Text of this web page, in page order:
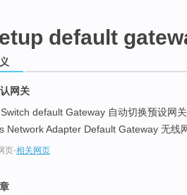
default
网关
Switch default Gateway 自动切换预设网
Network Adapter Default Gateway 无线
页-相关网页